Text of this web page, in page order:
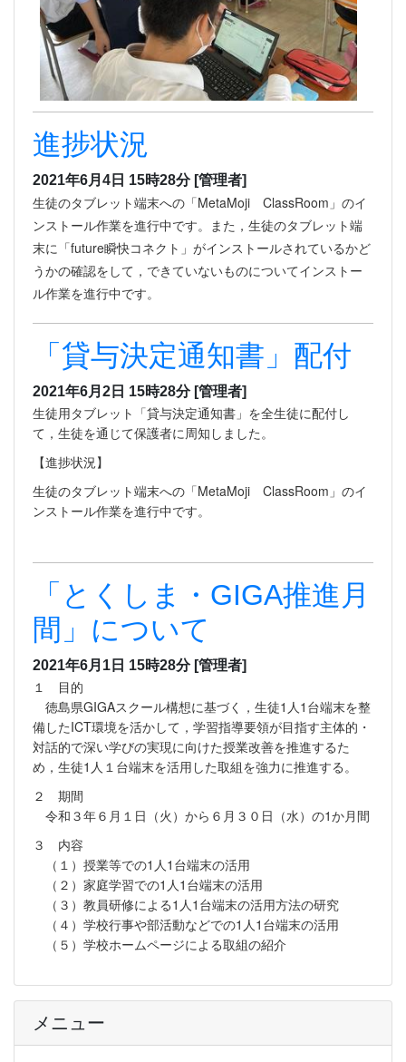
メニュー
進捗状況
2021年6月4日 15時28分 [管理者]
生徒のタブレット端末への「MetaMoji ClassRoom」のイ
ンストール作業を進行中です。また，生徒のタブレット端
末に「future瞬快コネクト」がインストールされているかど
うかの確認をして，できていないものについてインストー
ル作業を進行中です。
「貸与決定通知書」配付
2021年6月2日 15時28分 [管理者]
生徒用タブレット「貸与決定通知書」を全生徒に配付し
て，生徒を通じて保護者に周知しました。
【進捗状況】
生徒のタブレット端末への「MetaMoji ClassRoom」のイ
ンストール作業を進行中です。
「とくしま・GIGA推進月
間」について
2021年6月1日 15時28分 [管理者]
１ 目的
徳島県GIGAスクール構想に基づく，生徒1人1台端末を整
備したICT環境を活かして，学習指導要領が目指す主体的・
対話的で深い学びの実現に向けた授業改善を推進するた
め，生徒1人１台端末を活用した取組を強力に推進する。
２ 期間
令和３年６月１日（火）から６月３０日（水）の1か月間
３ 内容
（１）授業等での1人1台端末の活用
（２）家庭学習での1人1台端末の活用
（３）教員研修による1人1台端末の活用方法の研究
（４）学校行事や部活動などでの1人1台端末の活用
（５）学校ホームページによる取組の紹介